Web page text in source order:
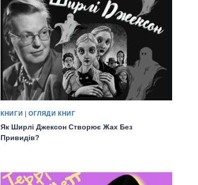
КНИГИ ОГЛЯДИ КНИГ
Як Ширлі Джексон Створює Жах Без
Привидів?